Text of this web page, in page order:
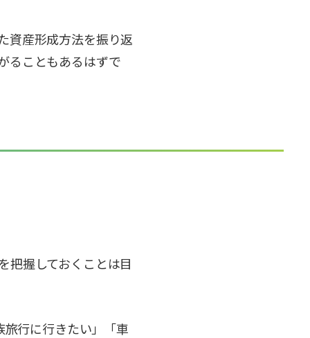
資産形成方法を振り返
ることもあるはずで
把握しておくことは目
行に行きたい」「車